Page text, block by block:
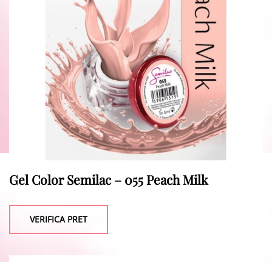
Gel Color Semilac – 055 Peach Milk
VERIFICA PRET